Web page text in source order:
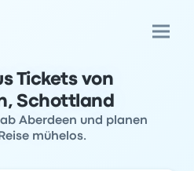
Tickets von
Schottland
Aberdeen und planen
mühelos.